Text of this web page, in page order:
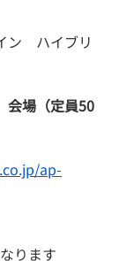
　ハイブリ
会場（定員50
ap-
ります